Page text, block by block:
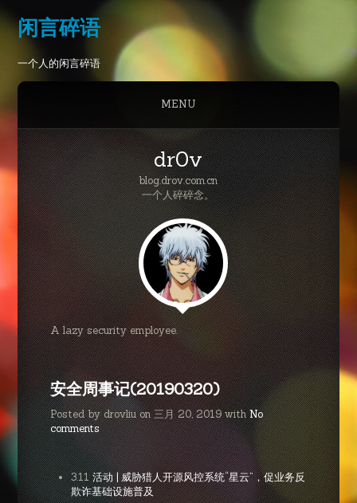
闲言碎语
一个人的闲言碎语
MENU
dr0v
blog.drov.com.cn
一个人碎碎念。
A lazy security employee.
安全周事记(20190320)
Posted by drovliu on 三月 20, 2019 withNo
comments
3.11活动 | 威胁猎人开源风控系统“星云”，促业务反
欺诈基础设施普及